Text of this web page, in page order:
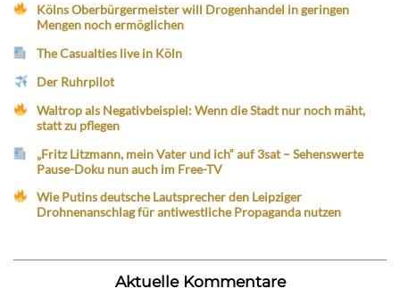
Kölns Oberbürgermeister will Drogenhandel in geringen
Mengen noch ermöglichen
The Casualties live in Köln
Der Ruhrpilot
Waltrop als Negativbeispiel: Wenn die Stadt nur noch mäht,
statt zu pflegen
„Fritz Litzmann, mein Vater und ich“ auf 3sat – Sehenswerte
Pause-Doku nun auch im Free-TV
Wie Putins deutsche Lautsprecher den Leipziger
Drohnenanschlag für antiwestliche Propaganda nutzen
Aktuelle Kommentare